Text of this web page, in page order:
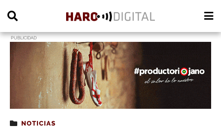
PUBLICIDAD
NOTICIAS